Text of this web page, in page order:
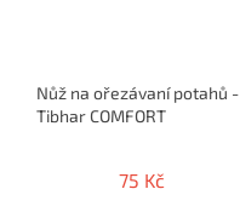
Nůž na ořezávaní potahů -
Tibhar COMFORT
75 Kč